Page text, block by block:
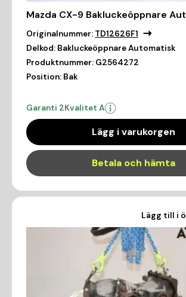
Mazda CX-9 Bakluckeöppnare
Originalnummer: TD12626F1
Delkod: Bakluckeöppnare Automatisk
Produktnummer: G2564272
Position: Bak
Garanti 2Kvalitet A
Lägg i varukorgen
Betala och hämta
Lägg till i